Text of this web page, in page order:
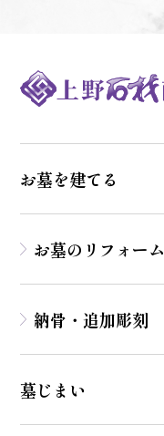
お墓を建てる
お墓のリフォーム
納骨・追加彫刻
墓じまい